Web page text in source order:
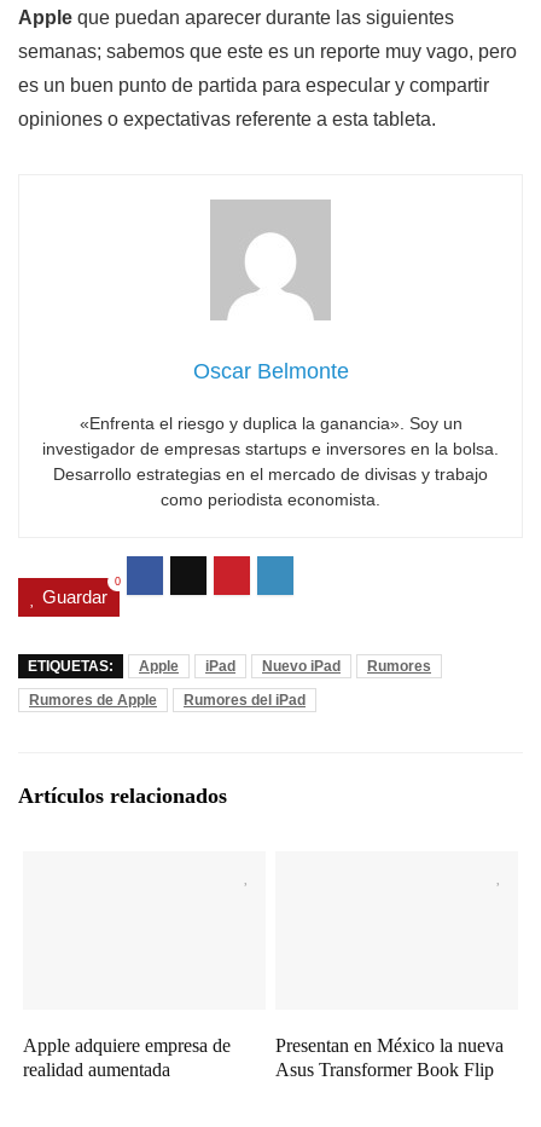
Apple que puedan aparecer durante las siguientes
semanas; sabemos que este es un reporte muy vago, pero
es un buen punto de partida para especular y compartir
opiniones o expectativas referente a esta tableta.
Oscar Belmonte
«Enfrenta el riesgo y duplica la ganancia». Soy un
investigador de empresas startups e inversores en la bolsa.
Desarrollo estrategias en el mercado de divisas y trabajo
como periodista economista.
Guardar
0
ETIQUETAS: Apple iPad Nuevo iPad
Rumores
Rumores de Apple
Rumores del iPad
Artículos relacionados
Apple adquiere empresa de
realidad aumentada
Presentan en México la nueva
Asus Transformer Book Flip